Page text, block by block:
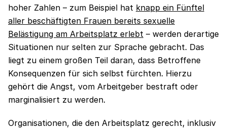
hoher Zahlen – zum Beispiel hat knapp ein Fünftel
aller beschäftigten Frauen bereits sexuelle
Belästigung am Arbeitsplatz erlebt – werden derartige
Situationen nur selten zur Sprache gebracht. Das
liegt zu einem großen Teil daran, dass Betroffene
Konsequenzen für sich selbst fürchten. Hierzu
gehört die Angst, vom Arbeitgeber bestraft oder
marginalisiert zu werden.
Organisationen, die den Arbeitsplatz gerecht, inklusiv